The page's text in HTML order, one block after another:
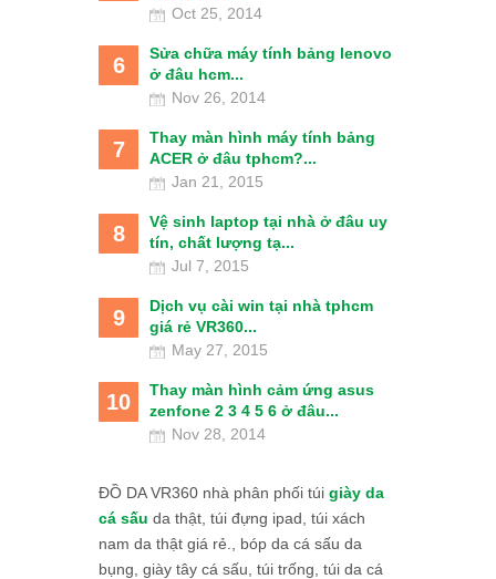
Oct 25, 2014
6
Sửa chữa máy tính bảng lenovo
ở đâu hcm...
Nov 26, 2014
7
Thay màn hình máy tính bảng
ACER ở đâu tphcm?...
Jan 21, 2015
8
Vệ sinh laptop tại nhà ở đâu uy
tín, chất lượng tạ...
Jul 7, 2015
9
Dịch vụ cài win tại nhà tphcm
giá rẻ VR360...
May 27, 2015
10
Thay màn hình cảm ứng asus
zenfone 2 3 4 5 6 ở đâu...
Nov 28, 2014
ĐỒ DA VR360 nhà phân phối túi giày da
cá sấu da thật, túi đựng ipad, túi xách
nam da thật giá rẻ., bóp da cá sấu da
bụng, giày tây cá sấu, túi trống, túi da cá